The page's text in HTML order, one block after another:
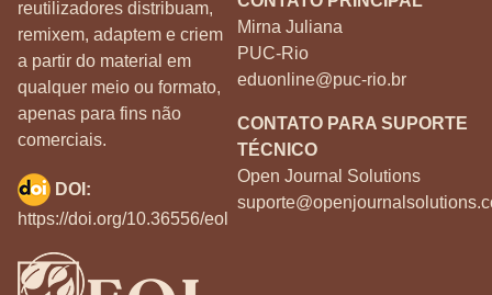
reutilizadores distribuam,
remixem, adaptem e criem
a partir do material em
qualquer meio ou formato,
apenas para fins não
comerciais.
Mirna Juliana
PUC-Rio
eduonline@puc-rio.br
CONTATO PARA SUPORTE
TÉCNICO
Open Journal Solutions
DOI:
https://doi.org/10.36556/eol